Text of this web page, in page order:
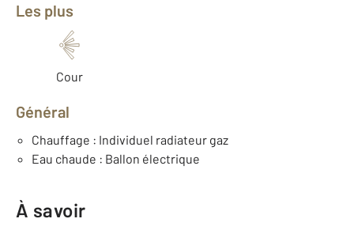
Les plus
Cour
Général
Chauffage : Individuel radiateur gaz
Eau chaude : Ballon électrique
À savoir